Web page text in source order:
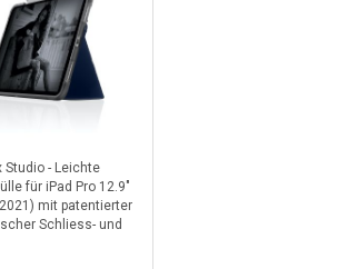
Studio - Leichte
für iPad Pro 12.9"
mit patentierter
Schliess- und